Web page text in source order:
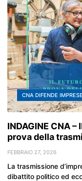
CNA DIFENDE IMPRESE
INDAGINE CNA
prova della
FEBBRAIO 27, 2026
La trasmissione
dibattito politico ed